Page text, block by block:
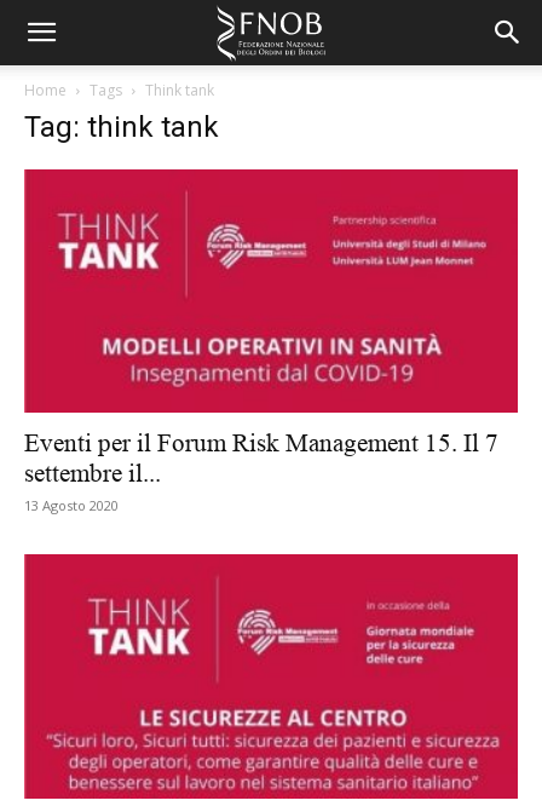
Home Tags Think tank
Tag: think tank
Eventi per il Forum Risk Management 15. Il 7
settembre il...
13 Agosto 2020